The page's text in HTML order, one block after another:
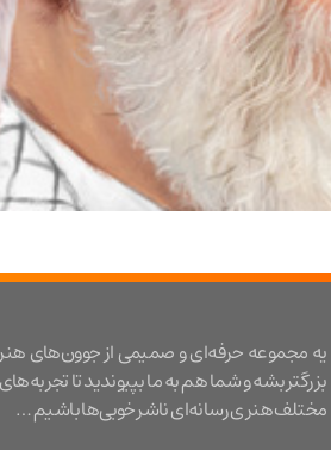
یه مجموعه حرفه‌ای و صمیمی از جوون‌های
بزرگتر بشه و شما هم به ما بپیوندید تا
مختلف هنری رسانه‌ای ناشر خوبی‌ها باشیم …